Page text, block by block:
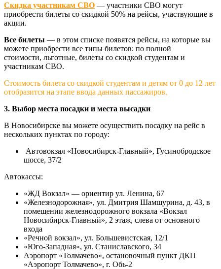
Скидка участникам СВО — участники СВО могут
приобрести билеты со скидкой 50% на рейсы, участвующие в
акции.
Все билеты — в этом списке появятся рейсы, на которые вы
можете приобрести все типы билетов: по полной
стоимости, льготные, билеты со скидкой студентам и
участникам СВО.
Стоимость билета со скидкой студентам и детям от 0 до 12 лет
отобразится на этапе ввода данных пассажиров.
3. Выбор места посадки и места высадки
В Новосибирске вы можете осуществить посадку на рейс в
нескольких пунктах по городу:
Автовокзал «Новосибирск-Главный», Гусинобродское
шоссе, 37/2
Автокассы:
«ЖД Вокзал» — ориентир ул. Ленина, 67
«Железнодорожная», ул. Дмитрия Шамшурина, д. 43, в
помещении железнодорожного вокзала «Вокзал
Новосибирск-Главный», 2 этаж, слева от основного
входа
«Речной вокзал», ул. Большевистская, 12/1
«Юго-Западная», ул. Станиславского, 34
Аэропорт «Толмачево», остановочный пункт ДКП
«Аэропорт Толмачево», г. Обь-2